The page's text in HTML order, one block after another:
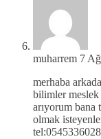
muharrem 7
merhaba
bilimler
arıyorum bana
olmak